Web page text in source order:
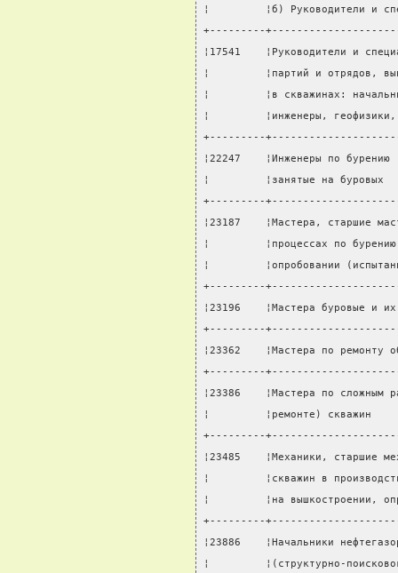
¦         ¦б) Руководители
+---------
¦17541    ¦Руководители и
¦         ¦партий и отрядов,
¦         ¦в скважинах:
¦         ¦инженеры,
+---------
¦22247    ¦Инженеры по бурению
¦         ¦занятые на
+---------
¦23187    ¦Мастера, старшие
¦         ¦процессах по
¦         ¦опробовании
+---------
¦23196    ¦Мастера
+---------
¦23362    ¦Мастера по
+---------
¦23386    ¦Мастера по сложным
¦         ¦ремонте)
+---------
¦23485    ¦Механики, старшие
¦         ¦скважин в
¦         ¦на вышкостроении,
+---------
¦23886    ¦Начальники
¦         ¦(структурно-